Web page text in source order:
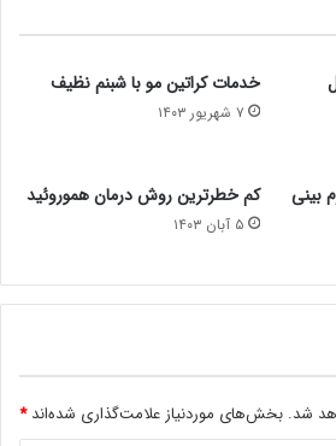
خدمات کراتین مو با شبنم نظیف
۷ شهریور ۱۴۰۳
بینی
کم خطرترین روش درمان هموروئید
۵ آبان ۱۴۰۳
شد. بخش‌های موردنیاز علامت‌گذاری شده‌اند*